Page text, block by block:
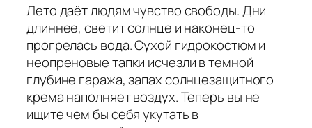
Лето даёт людям чувство свободы. Дни
длиннее, светит солнце и наконец-то
прогрелась вода. Сухой гидрокостюм и
неопреновые тапки исчезли в темной
глубине гаража, запах солнцезащитного
крема наполняет воздух. Теперь вы не
ищите чем бы себя укутать в